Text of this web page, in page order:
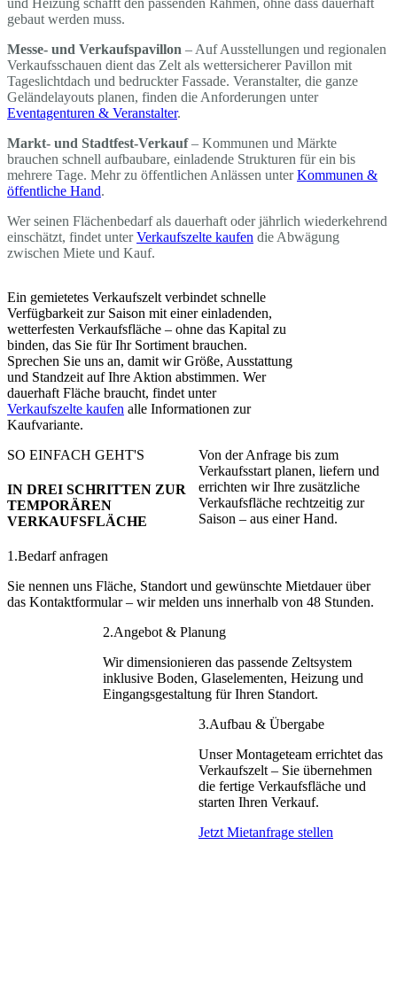
und Heizung schafft den passenden Rahmen, ohne dass dauerhaft
gebaut werden muss.
Messe- und Verkaufspavillon – Auf Ausstellungen und regionalen
Verkaufsschauen dient das Zelt als wettersicherer Pavillon mit
Tageslichtdach und bedruckter Fassade. Veranstalter, die ganze
Geländelayouts planen, finden die Anforderungen unter
Eventagenturen & Veranstalter.
Markt- und Stadtfest-Verkauf– Kommunen und Märkte
brauchen schnell aufbaubare, einladende Strukturen für ein bis
mehrere Tage. Mehr zu öffentlichen Anlässen unterKommunen &
öffentliche Hand.
Wer seinen Flächenbedarf als dauerhaft oder jährlich wiederkehrend
einschätzt, findet unterVerkaufszelte kaufen die Abwägung
zwischen Miete und Kauf.
Ein gemietetes Verkaufszelt verbindet schnelle
Verfügbarkeit zur Saison mit einer einladenden,
wetterfesten Verkaufsfläche – ohne das Kapital zu
binden, das Sie für Ihr Sortiment brauchen.
Sprechen Sie uns an, damit wir Größe, Ausstattung
und Standzeit auf Ihre Aktion abstimmen. Wer
dauerhaft Fläche braucht, findet unter
Verkaufszelte kaufen alle Informationen zur
Kaufvariante.
SO EINFACH GEHT'S
IN DREI SCHRITTEN ZUR
TEMPORÄREN
VERKAUFSFLÄCHE
Von der Anfrage bis zum
Verkaufsstart planen, liefern und
errichten wir Ihre zusätzliche
Verkaufsfläche rechtzeitig zur
Saison – aus einer Hand.
1.Bedarf anfragen
Sie nennen uns Fläche, Standort und gewünschte Mietdauer über
das Kontaktformular – wir melden uns innerhalb von 48 Stunden.
2.Angebot & Planung
Wir dimensionieren das passende Zeltsystem
inklusive Boden, Glaselementen, Heizung und
Eingangsgestaltung für Ihren Standort.
3.Aufbau & Übergabe
Unser Montageteam errichtet das
Verkaufszelt – Sie übernehmen
die fertige Verkaufsfläche und
starten Ihren Verkauf.
Jetzt Mietanfrage stellen